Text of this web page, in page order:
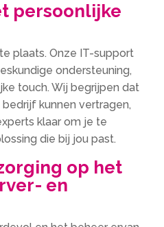
persoonlijke
plaats.​ Onze IT-support
ondersteuning,
touch.​ Wij begrijpen dat
kunnen vertragen,
klaar om je te
die bij jou past.​
op het
en